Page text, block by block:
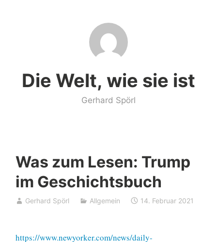
Die Welt, wie sie ist
Gerhard Spörl
Was zum Lesen: Trump
im Geschichtsbuch
Gerhard Spörl Allgemein 14. Februar 2021
https://www.newyorker.com/news/daily-